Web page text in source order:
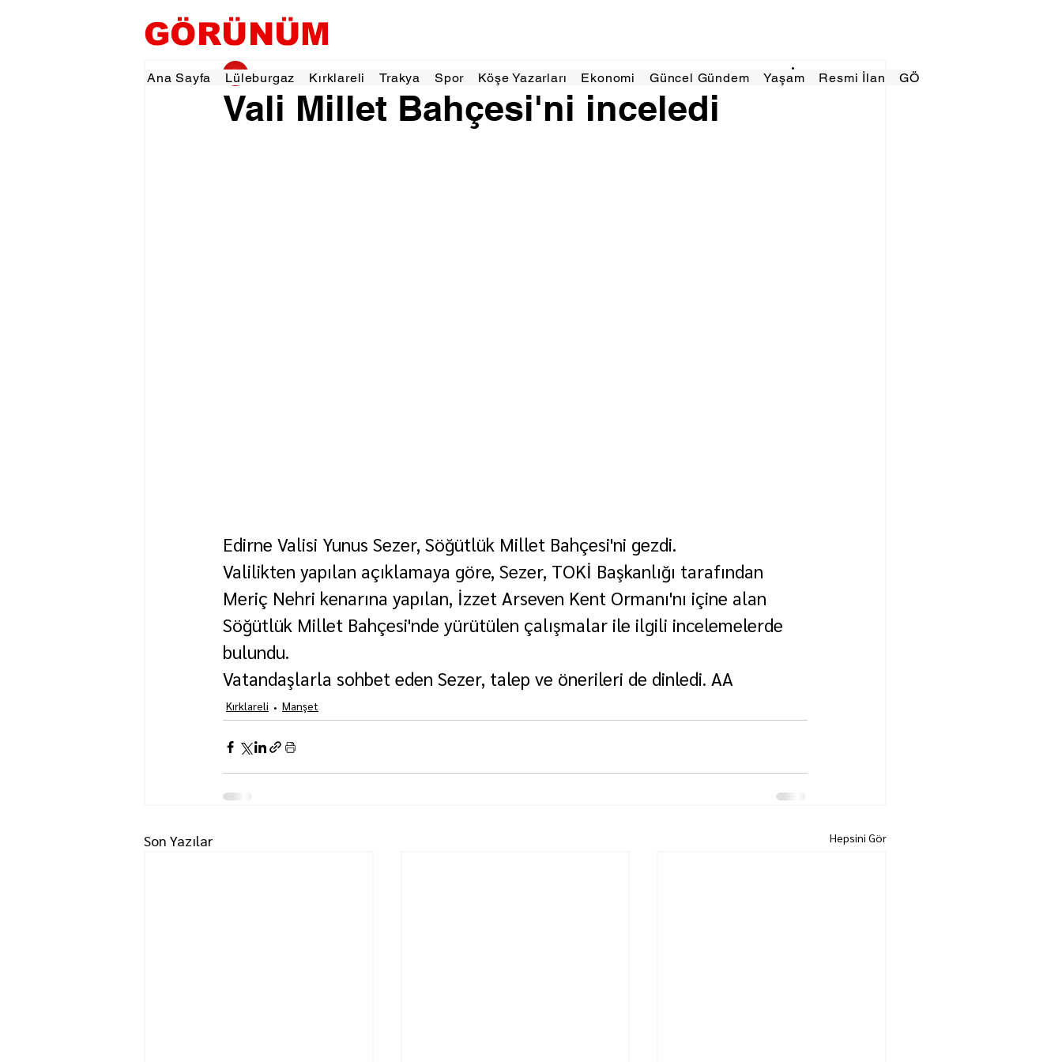
GÖRÜNÜM
Ana Sayfa Lüleburgaz Kırklareli Trakya Spor Köşe Yazarları Ekonomi Güncel Gündem Yaşam Resmi İlan GÖRÜNÜMTV
Vali Millet Bahçesi'ni inceledi
gorunumhaber 16 Ağu 2025 1 dakikada okunur
Edirne Valisi Yunus Sezer, Söğütlük Millet Bahçesi'ni gezdi.
Valilikten yapılan açıklamaya göre, Sezer, TOKİ Başkanlığı tarafından
Meriç Nehri kenarına yapılan, İzzet Arseven Kent Ormanı'nı içine alan
Söğütlük Millet Bahçesi'nde yürütülen çalışmalar ile ilgili incelemelerde
bulundu.
Vatandaşlarla sohbet eden Sezer, talep ve önerileri de dinledi. AA
Kırklareli Manşet
Son Yazılar Hepsini Gör